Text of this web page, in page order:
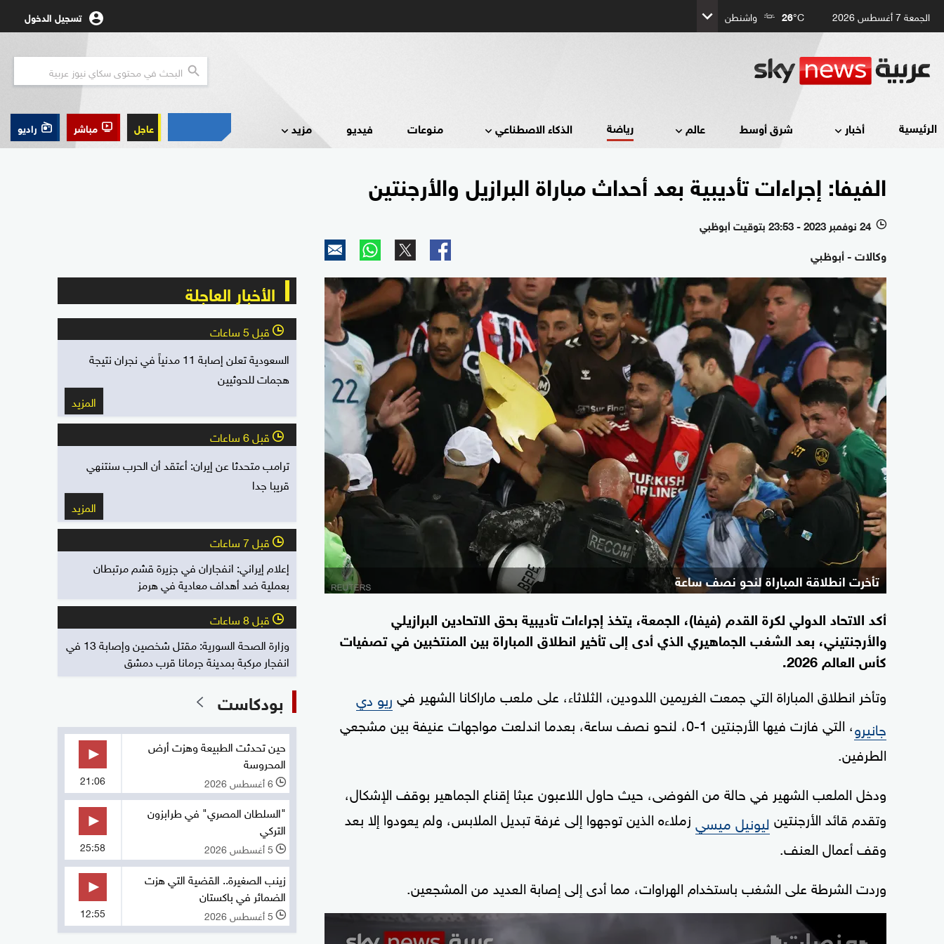
الجمعة 7 أغسطس 2026 26°C واشنطن تسجيل الدخول
الرئيسية أخبار شرق أوسط عالم رياضة الذكاء الاصطناعي منوعات فيديو مزيد عاجل مباشر راديو
الفيفا: إجراءات تأديبية بعد أحداث مباراة البرازيل والأرجنتين
l 24 نوفمبر 2023 - 23:53 بتوقيت أبوظبي
وكالات - أبوظبي
تأخرت انطلاقة المباراة لنحو نصف ساعة
أكد الاتحاد الدولي لكرة القدم (فيفا)، الجمعة، يتخذ إجراءات تأديبية بحق الاتحادين البرازيلي
والأرجنتيني، بعد الشغب الجماهيري الذي أدى إلى تأخير انطلاق المباراة بين المنتخبين في تصفيات
كأس العالم 2026.
وتأخر انطلاق المباراة التي جمعت الغريمين اللدودين، الثلاثاء، على ملعب ماراكانا الشهير في ريو دي
جانيرو
، التي فازت فيها الأرجنتين 1-0، لنحو نصف ساعة، بعدما اندلعت مواجهات عنيفة بين مشجعي
الطرفين.
ودخل الملعب الشهير في حالة من الفوضى، حيث حاول اللاعبون عبثا إقناع الجماهير بوقف الإشكال،
وتقدم قائد الأرجنتين ليونيل ميسي زملاءه الذين توجهوا إلى غرفة تبديل الملابس، ولم يعودوا إلا بعد
وقف أعمال العنف.
وردت الشرطة على الشغب باستخدام الهراوات، مما أدى إلى إصابة العديد من المشجعين.
seconds
الأخبار العاجلة
l قبل 5 ساعات
السعودية تعلن إصابة 11 مدنياً في نجران نتيجة
هجمات للحوثيين
المزيد
l قبل 6 ساعات
ترامب متحدثا عن إيران: أعتقد أن الحرب سنتنهي
قريبا جدا
المزيد
l قبل 7 ساعات
إعلام إيراني: انفجاران في جزيرة قشم مرتبطان
بعملية ضد أهداف معادية في هرمز
l قبل 8 ساعات
وزارة الصحة السورية: مقتل شخصين وإصابة 13 في
انفجار مركبة بمدينة جرمانا قرب دمشق
بودكاست
حين تحدثت الطبيعة وهزت أرض
المحروسة
l 6 أغسطس 2026 21:06
"السلطان المصري" في طرابزون
التركي
l 5 أغسطس 2026 25:58
زينب الصغيرة.. القضية التي هزت
الضمائر في باكستان
l 5 أغسطس 2026 12:55